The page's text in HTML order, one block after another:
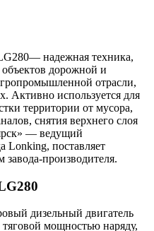
надежная техника,
объектов дорожной и
отрасли,
Активно используется для
территории от мусора,
снятия верхнего слоя
— ведущий
Lonking, поставляет
завода-производителя.
дизельный двигатель
мощностью наряду,